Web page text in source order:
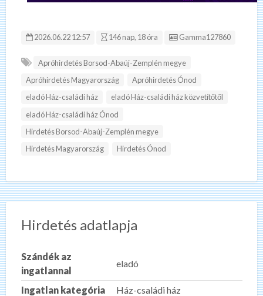
2026.06.22 12:57 146 nap, 18 óra Hirdetés ID:
Gamma127860
Apróhirdetés Borsod-Abaúj-Zemplén megye
Apróhirdetés Magyarország
Apróhirdetés Ónod
eladó Ház-családi ház
eladó Ház-családi ház közvetítőtől
eladó Ház-családi ház Ónod
Hirdetés Borsod-Abaúj-Zemplén megye
Hirdetés Magyarország
Hirdetés Ónod
Hirdetés adatlapja
Szándék az
ingatlannal
eladó
Ingatlan kategória
Ház-családi ház